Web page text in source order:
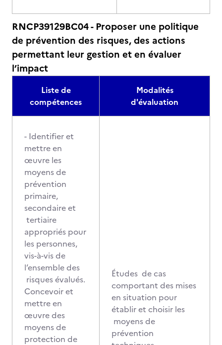
RNCP39129BC04 - Proposer une politique
de prévention des risques, des actions
permettant leur gestion et en évaluer
l’impact
Liste de
compétences
Modalités
d'évaluation
- Identifier et
mettre en
œuvre les
moyens de
prévention
primaire,
secondaire et
tertiaire
appropriés pour
les personnes,
vis-à-vis de
l’ensemble des
risques évalués.
Concevoir et
mettre en
œuvre des
moyens de
protection de
Études de cas
comportant des mises
en situation pour
établir et choisir les
moyens de
prévention